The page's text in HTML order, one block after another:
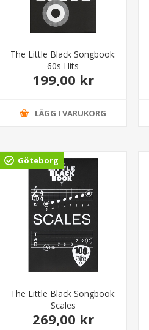
The Little Black Songbook:
60s Hits
199,00 kr
LÄGG I VARUKORG
Göteborg
The Little Black Songbook:
Scales
269,00 kr